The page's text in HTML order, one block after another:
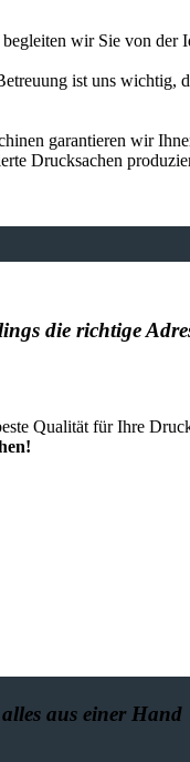
wir Sie von der
ist uns wichtig,
garantieren wir
Drucksachen
die richtige
­Qualität für Ihre
alles aus einer Hand